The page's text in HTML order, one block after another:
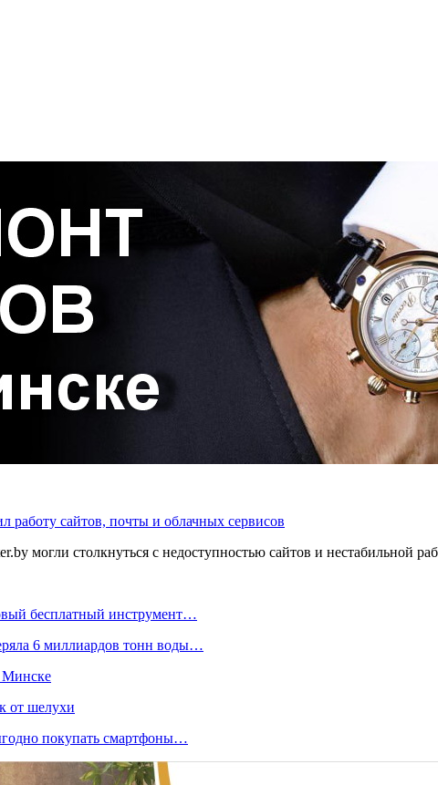
работу сайтов, почты и облачных сервисов
могли столкнуться с недоступностью сайтов и нестабильной
бесплатный инструмент…
6 миллиардов тонн воды…
Минске
от шелухи
покупать смартфоны…